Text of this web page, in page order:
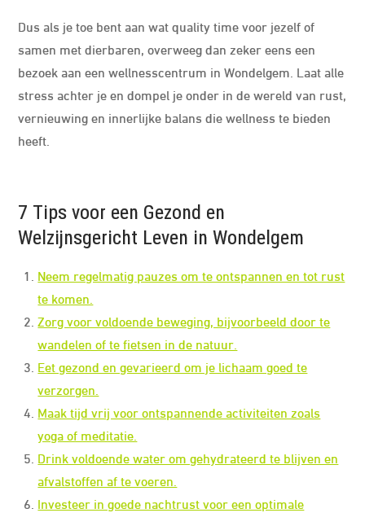
Dus als je toe bent aan wat quality time voor jezelf of
samen met dierbaren, overweeg dan zeker eens een
bezoek aan een wellnesscentrum in Wondelgem. Laat alle
stress achter je en dompel je onder in de wereld van rust,
vernieuwing en innerlijke balans die wellness te bieden
heeft.
7 Tips voor een Gezond en
Welzijnsgericht Leven in Wondelgem
Neem regelmatig pauzes om te ontspannen en tot rust
te komen.
Zorg voor voldoende beweging, bijvoorbeeld door te
wandelen of te fietsen in de natuur.
Eet gezond en gevarieerd om je lichaam goed te
verzorgen.
Maak tijd vrij voor ontspannende activiteiten zoals
yoga of meditatie.
Drink voldoende water om gehydrateerd te blijven en
afvalstoffen af te voeren.
Investeer in goede nachtrust voor een optimale